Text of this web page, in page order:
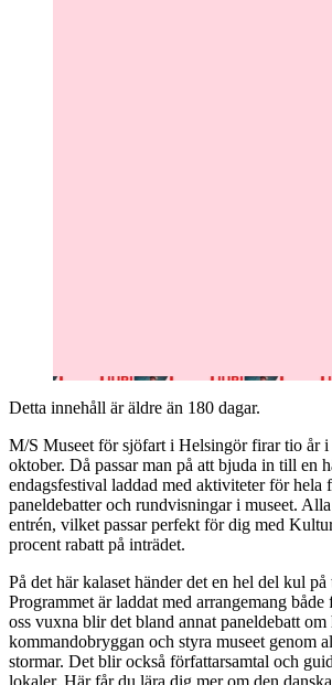
Detta innehåll är äldre än 180 dagar.
M/S Museet för sjöfart i Helsingör firar tio år
oktober. Då passar man på att bjuda in till en
endagsfestival laddad med aktiviteter för hela
paneldebatter och rundvisningar i museet.
entrén, vilket passar perfekt för dig med
procent rabatt på inträdet.
På det här kalaset händer det en hel del kul
Programmet är laddat med arrangemang
oss vuxna blir det bland annat paneldebatt om
kommandobryggan och styra museet genom
stormar. Det blir också författarsamtal och
lokaler. Här får du lära dig mer om den